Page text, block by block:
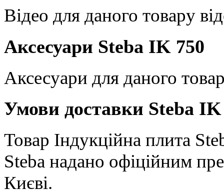
Відео для даного товару
Аксесуари Steba IK 750
Аксесуари для даного
Умови доставки Steba IK
Товар Індукційна плита
Steba надано офіційним
Києві.